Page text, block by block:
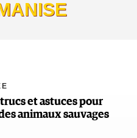
trucs et astuces pour
animaux sauvages